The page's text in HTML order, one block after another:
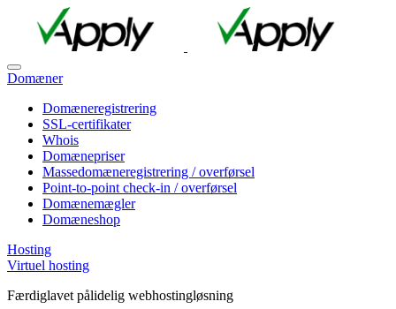
Domæner
Domæneregistrering
SSL-certifikater
Whois
Domænepriser
Massedomæneregistrering / overførsel
Point-to-point check-in / overførsel
Domænemægler
Domæneshop
Hosting
Virtuel hosting
Færdiglavet pålidelig webhostingløsning